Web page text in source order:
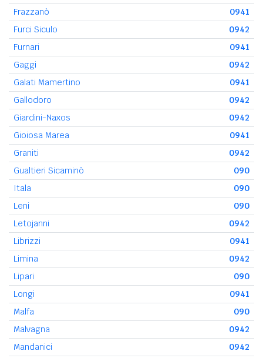
Frazzanò
0941
Furci Siculo
0942
Furnari
0941
Gaggi
0942
Galati Mamertino
0941
Gallodoro
0942
Giardini-Naxos
0942
Gioiosa Marea
0941
Graniti
0942
Gualtieri Sicaminò
090
Itala
090
Leni
090
Letojanni
0942
Librizzi
0941
Limina
0942
Lipari
090
Longi
0941
Malfa
090
Malvagna
0942
Mandanici
0942